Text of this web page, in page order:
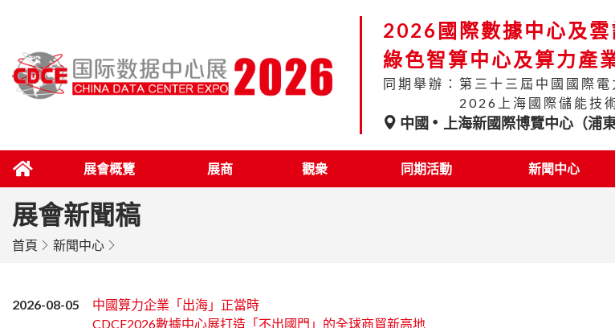
2026國際數據中心及
綠色智算中心及算力產
同期舉辦：第三十三屆中國國際
2026上海國際儲能技
中國 上海新國際博覽中心（浦東
展會概覽 展商 觀衆 同期活動 新聞中心
展會新聞稿
首頁 新聞中心
2026-08-05
中國算力企業「出海」正當時
CDCE2026數據中心展打造「不出國門」的全球商貿新高地